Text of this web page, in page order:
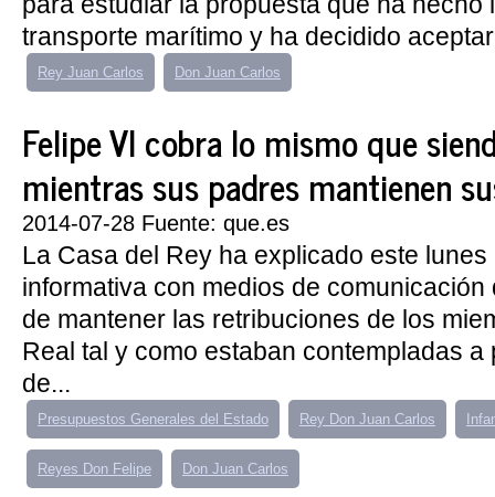
transporte marítimo y ha decidido
Rey Juan Carlos Don Juan Carlos
Felipe VI cobra lo mismo que
mientras sus padres mantienen
2014-07-28 Fuente: que.es
La Casa del Rey ha explicado este
informativa con medios de
de mantener las retribuciones de los
Real tal y como estaban contempladas a
de...
Presupuestos Generales del Estado Rey Don Juan Carlos
Reyes Don Felipe Don Juan Carlos